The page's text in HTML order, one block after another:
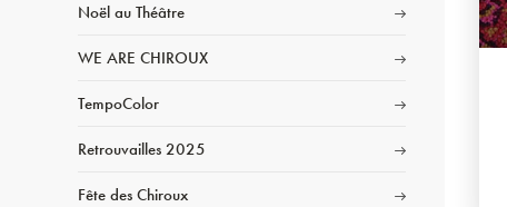
Noël au Théâtre
WE ARE CHIROUX
TempoColor
Retrouvailles 2025
Fête des Chiroux